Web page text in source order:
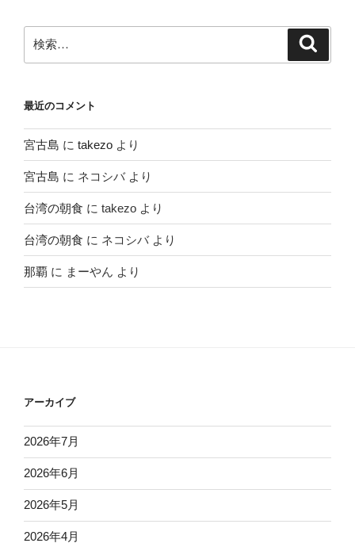
索:
最近のコメント
宮古島 に takezo より
宮古島 に ネコシバより
台湾の朝食 に takezo より
台湾の朝食 に ネコシバより
那覇 に まーやん より
アーカイブ
2026年7月
2026年6月
2026年5月
2026年4月